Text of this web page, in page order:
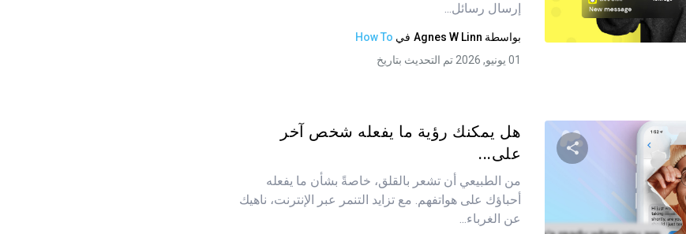
إرسال رسائل...
بواسطة Agnes W Linn في How To
01 يونيو, 2026 تم التحديث بتاريخ
شارك هذه المقالة
هل يمكنك رؤية ما يفعله شخص آخر
على...
من الطبيعي أن تشعر بالقلق، خاصةً بشأن ما يفعله
أحباؤك على هواتفهم. مع تزايد التنمر عبر الإنترنت، ناهيك
عن الغرباء...